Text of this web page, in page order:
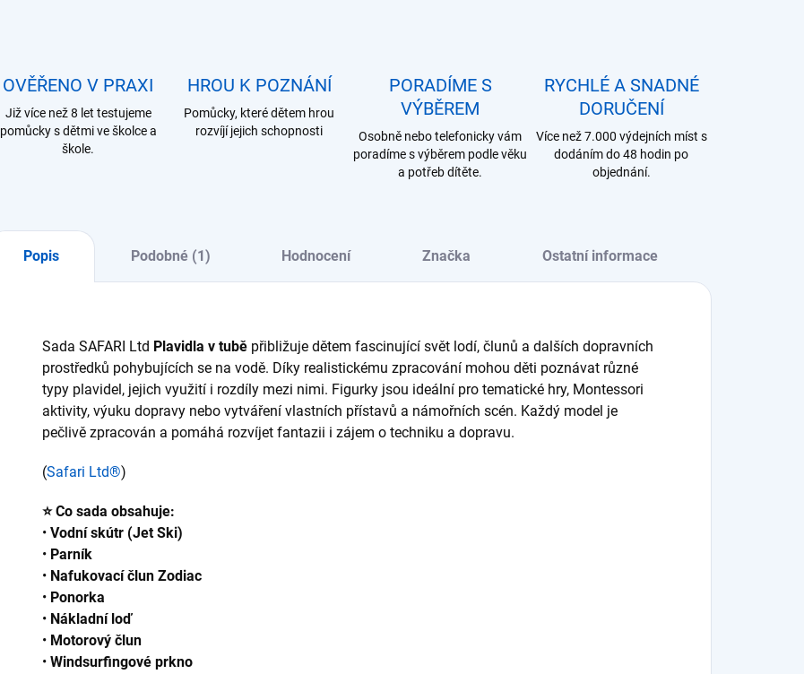
OVĚŘENO V PRAXI
Již více než 8 let testujeme
pomůcky s dětmi ve školce a
škole.
HROU K POZNÁNÍ
Pomůcky, které dětem hrou
rozvíjí jejich schopnosti
PORADÍME S
VÝBĚREM
Osobně nebo telefonicky vám
poradíme s výběrem podle věku
a potřeb dítěte.
RYCHLÉ A SNADNÉ
DORUČENÍ
Více než 7.000 výdejních míst s
dodáním do 48 hodin po
objednání.
Popis Podobné (1) Hodnocení Značka Ostatní informace
Sada SAFARI Ltd Plavidla v tubě přibližuje dětem fascinující svět lodí, člunů a dalších dopravních
prostředků pohybujících se na vodě. Díky realistickému zpracování mohou děti poznávat různé
typy plavidel, jejich využití i rozdíly mezi nimi. Figurky jsou ideální pro tematické hry, Montessori
aktivity, výuku dopravy nebo vytváření vlastních přístavů a námořních scén. Každý model je
pečlivě zpracován a pomáhá rozvíjet fantazii i zájem o techniku a dopravu.
(Safari Ltd®)
⭐ Co sada obsahuje:
• Vodní skútr (Jet Ski)
• Parník
• Nafukovací člun Zodiac
• Ponorka
• Nákladní loď
• Motorový člun
• Windsurfingové prkno